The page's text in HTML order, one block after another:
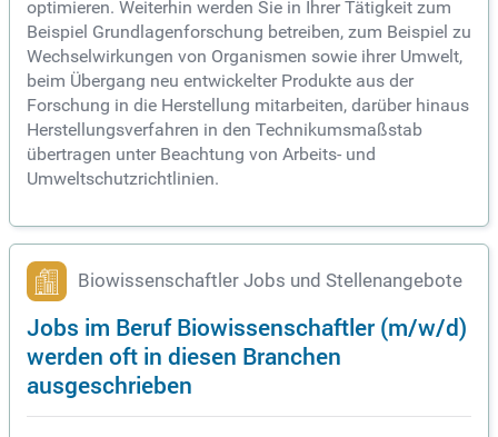
optimieren. Weiterhin werden Sie in Ihrer Tätigkeit zum
Beispiel Grundlagenforschung betreiben, zum Beispiel zu
Wechselwirkungen von Organismen sowie ihrer Umwelt,
beim Übergang neu entwickelter Produkte aus der
Forschung in die Herstellung mitarbeiten, darüber hinaus
Herstellungsverfahren in den Technikumsmaßstab
übertragen unter Beachtung von Arbeits- und
Umweltschutzrichtlinien.
Biowissenschaftler Jobs und Stellenangebote
Jobs im Beruf Biowissenschaftler (m/w/d)
werden oft in diesen Branchen
ausgeschrieben